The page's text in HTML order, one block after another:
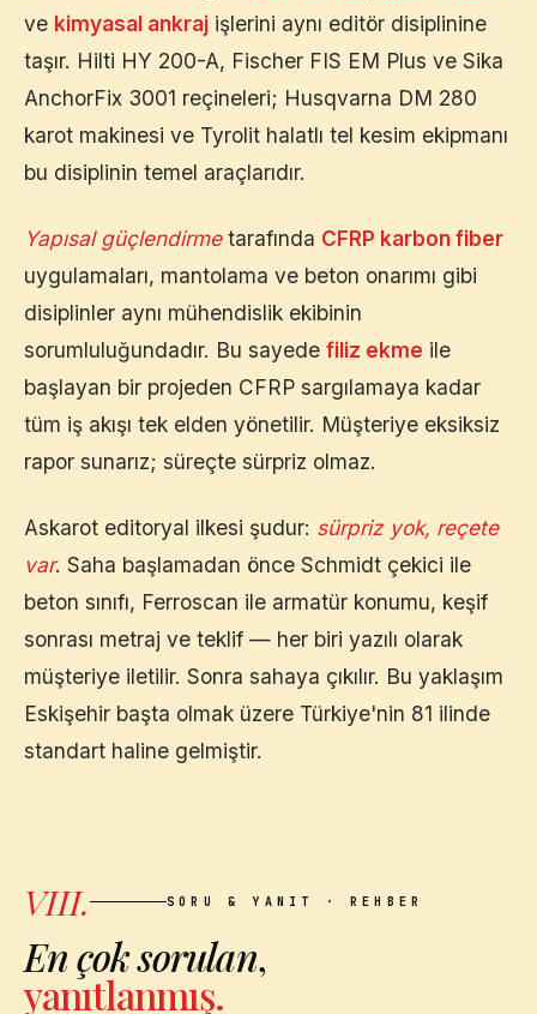
ve kimyasal ankraj işlerini aynı editör disiplinine
taşır. Hilti HY 200-A, Fischer FIS EM Plus ve Sika
AnchorFix 3001 reçineleri; Husqvarna DM 280
karot makinesi ve Tyrolit halatlı tel kesim ekipmanı
bu disiplinin temel araçlarıdır.
Yapısal güçlendirmetarafında CFRP karbon fiber
uygulamaları, mantolama ve beton onarımı gibi
disiplinler aynı mühendislik ekibinin
sorumluluğundadır. Bu sayede filiz ekme ile
başlayan bir projeden CFRP sargılamaya kadar
tüm iş akışı tek elden yönetilir. Müşteriye eksiksiz
rapor sunarız; süreçte sürpriz olmaz.
Askarot editoryal ilkesi şudur: sürpriz yok, reçete
var. Saha başlamadan önce Schmidt çekici ile
beton sınıfı, Ferroscan ile armatür konumu, keşif
sonrası metraj ve teklif — her biri yazılı olarak
müşteriye iletilir. Sonra sahaya çıkılır. Bu yaklaşım
Eskişehir başta olmak üzere Türkiye'nin 81 ilinde
standart haline gelmiştir.
VIII. SORU & YANIT · REHBER
En çok sorulan,
yanıtlanmış.